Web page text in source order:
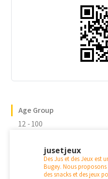
Age Group
12 - 100
jusetjeux
Des Jus et des Jeux est
Bugey. Nous
des snacks et des jeux